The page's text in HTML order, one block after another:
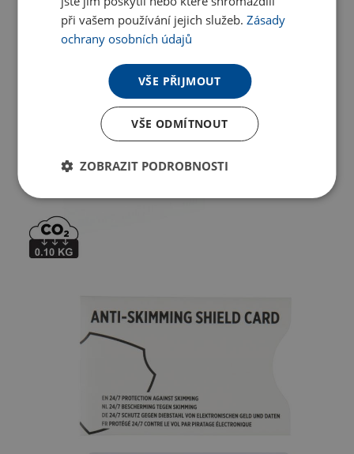
při vašem používání jejich služeb.Zásady
ochrany osobních údajů
VŠE PŘIJMOUT
VŠE ODMÍTNOUT
ZOBRAZIT PODROBNOSTI